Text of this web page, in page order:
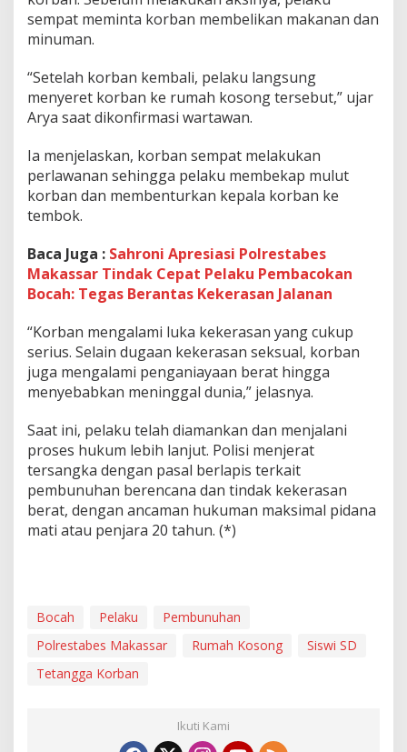
u
n
n
T
r
g
s
S
w
i
S
D
i
M
k
a
s
a
sempat meminta korban membelikan makanan dan
minuman.
“Setelah korban kembali, pelaku langsung
menyeret korban ke rumah kosong tersebut,” ujar
Arya saat dikonfirmasi wartawan.
Ia menjelaskan, korban sempat melakukan
perlawanan sehingga pelaku membekap mulut
korban dan membenturkan kepala korban ke
tembok.
Baca Juga : Sahroni Apresiasi Polrestabes
Makassar Tindak Cepat Pelaku Pembacokan
Bocah: Tegas Berantas Kekerasan Jalanan
“Korban mengalami luka kekerasan yang cukup
serius. Selain dugaan kekerasan seksual, korban
juga mengalami penganiayaan berat hingga
menyebabkan meninggal dunia,” jelasnya.
Saat ini, pelaku telah diamankan dan menjalani
proses hukum lebih lanjut. Polisi menjerat
tersangka dengan pasal berlapis terkait
pembunuhan berencana dan tindak kekerasan
berat, dengan ancaman hukuman maksimal pidana
mati atau penjara 20 tahun. (*)
Bocah Pelaku
Pembunuhan
Polrestabes Makassar
Rumah Kosong
Siswi SD
Tetangga Korban
Ikuti Kami